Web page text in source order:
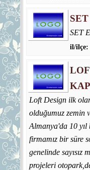
SET
il/ilçe:
Loft Design ilk
olduğumuz zemin
Almanya'da 10 yıl
firmamız bir süre
genelinde sayısız
projeleri